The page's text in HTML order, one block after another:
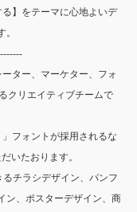
】をテーマに心地よいデ
ター、マーケター、フォ
クリエイティブチームで
」フォントが採用されるな
いたおります。
チラシデザイン、パンフ
ン、ポスターデザイン、商